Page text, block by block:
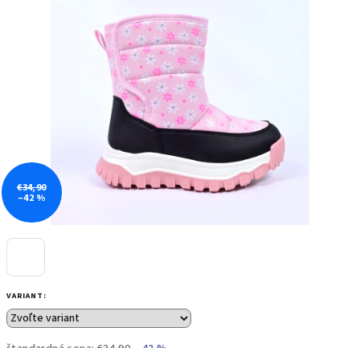
VARIANT:
hviezdičiek.
€34,90
–42 %